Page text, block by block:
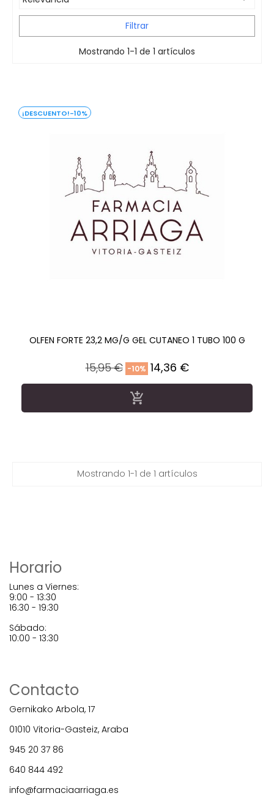
Filtrar
Mostrando 1-1 de 1 artículos
-10%
OLFEN FORTE 23,2 MG/G GEL CUTANEO 1 TUBO 100 G
Precio
regular
15,95 € -10% Precio
14,36 €

Mostrando 1-1 de 1 artículos
Horario
Lunes a Viernes:
9:00 - 13:30
16:30 - 19:30
Sábado:
10:00 - 13:30
Contacto
Gernikako Arbola, 17
01010 Vitoria-Gasteiz, Araba
945 20 37 86
640 844 492
info@farmaciaarriaga.es